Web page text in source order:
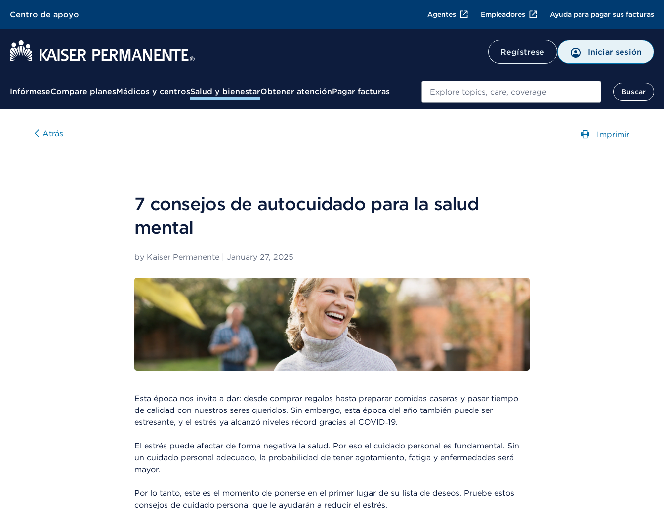
Centro de apoyo Agentes Empleadores Ayuda para pagar sus facturas
Regístrese Iniciar sesión
Menú contextual
InfórmeseCompare planesMédicos y centrosSalud y bienestarObtener atenciónPagar facturas Buscar
Atrás
Imprimir
7 consejos de autocuidado para la salud
mental
by Kaiser Permanente | January 27, 2025
Esta época nos invita a dar: desde comprar regalos hasta preparar comidas caseras y pasar tiempo
de calidad con nuestros seres queridos. Sin embargo, esta época del año también puede ser
estresante, y el estrés ya alcanzó niveles récord gracias al COVID‑19.
El estrés puede afectar de forma negativa la salud. Por eso el cuidado personal es fundamental. Sin
un cuidado personal adecuado, la probabilidad de tener agotamiento, fatiga y enfermedades será
mayor.
Por lo tanto, este es el momento de ponerse en el primer lugar de su lista de deseos. Pruebe estos
consejos de cuidado personal que le ayudarán a reducir el estrés.